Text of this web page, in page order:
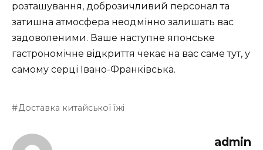
розташування, доброзичливий персонал та
затишна атмосфера неодмінно залишать вас
задоволеними. Ваше наступне японське
гастрономічне відкриття чекає на вас саме тут, у
самому серці Івано-Франківська.
Доставка китайської їжі
admin